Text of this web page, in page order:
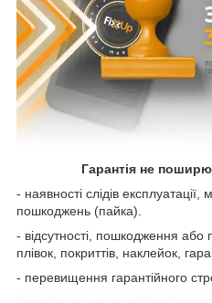
Гарантія не
- наявності слідів
пошкоджень (пайка).
- відсутності, пошкодження
плівок, покриттів, наклейок,
- перевищення гарантійного